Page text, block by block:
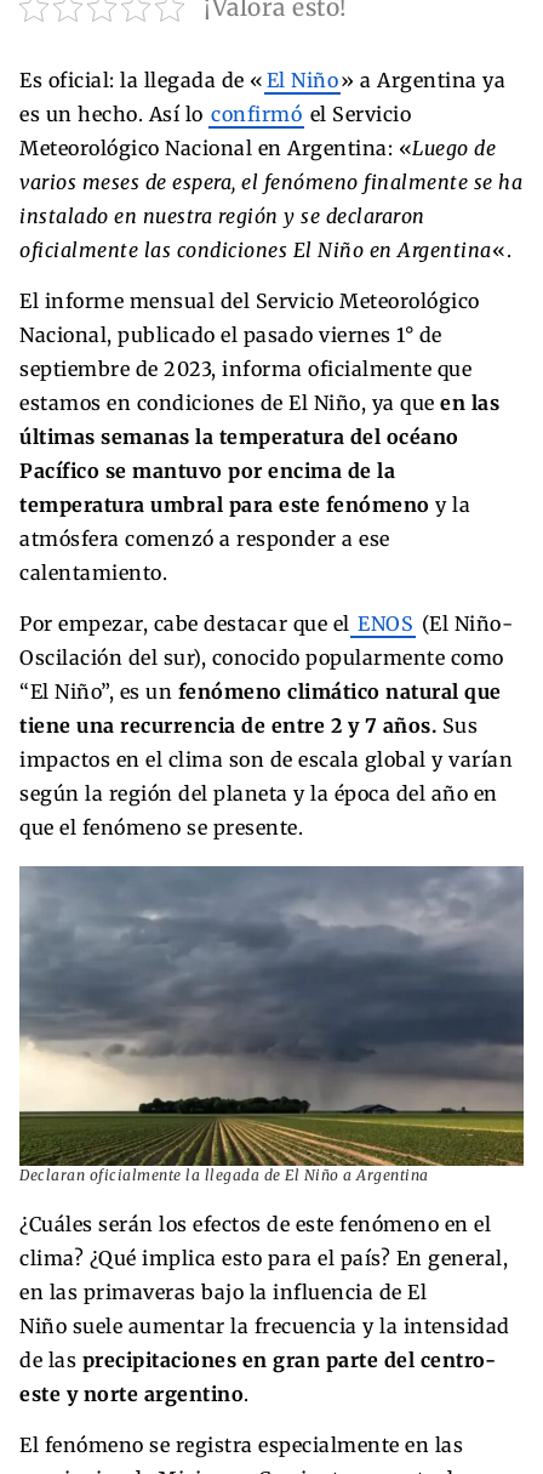
¡Valora esto!
Es oficial: la llegada de « El Niño» a Argentina ya
es un hecho. Así lo confirmó el Servicio
Meteorológico Nacional en Argentina: «Luego de
varios meses de espera, el fenómeno finalmente se ha
instalado en nuestra región y se declararon
oficialmente las condiciones El Niño en Argentina«.
El informe mensual del Servicio Meteorológico
Nacional, publicado el pasado viernes 1° de
septiembre de 2023, informa oficialmente que
estamos en condiciones de El Niño, ya que en las
últimas semanas la temperatura del océano
Pacífico se mantuvo por encima de la
temperatura umbral para este fenómeno y la
atmósfera comenzó a responder a ese
calentamiento.
Por empezar, cabe destacar que el ENOS (El Niño-
Oscilación del sur), conocido popularmente como
“El Niño”, es un fenómeno climático natural que
tiene una recurrencia de entre 2 y 7 años. Sus
impactos en el clima son de escala global y varían
según la región del planeta y la época del año en
que el fenómeno se presente.
Declaran oficialmente la llegada de El Niño a Argentina
¿Cuáles serán los efectos de este fenómeno en el
clima? ¿Qué implica esto para el país? En general,
en las primaveras bajo la influencia de El
Niño suele aumentar la frecuencia y la intensidad
de las precipitaciones en gran parte del centro-
este y norte argentino.
El fenómeno se registra especialmente en las